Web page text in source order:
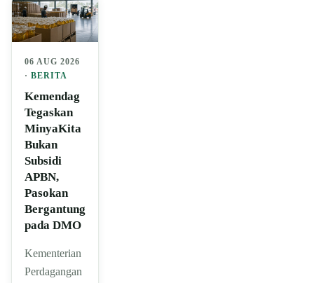
06 AUG 2026
· BERITA
Kemendag
Tegaskan
MinyaKita
Bukan
Subsidi
APBN,
Pasokan
Bergantung
pada DMO
Kementerian
Perdagangan